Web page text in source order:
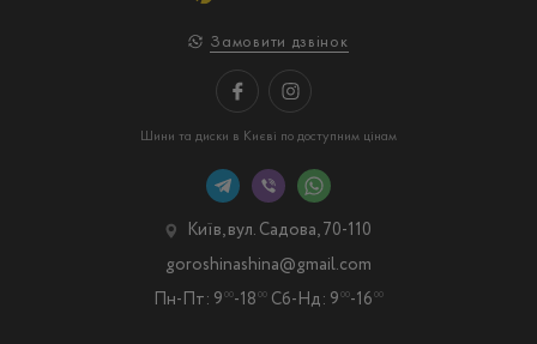
Замовити дзвінок
Шини та диски в Києві по доступним цінам
Київ, вул. Садова, 70-110
Пн-Пт: 9 00-18 00 Сб-Нд: 9 00-16 00
goroshinashina@gmail.com